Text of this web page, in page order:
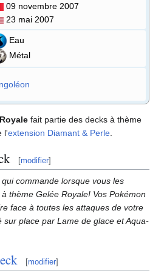
09 novembre 2007
23 mai 2007
Eau
Métal
fait partie des decks à thème
l'extension Diamant & Perle
[modifier]
commande lorsque vous les
thème Gelée Royale! Vos Pokémon
face à toutes les attaques de votre
sur place par Lame de glace et Aqua-
[modifier]